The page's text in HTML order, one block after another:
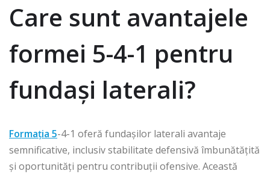
Care sunt avantajele
formei 5-4-1 pentru
fundași laterali?
Formația 5-4-1 oferă fundașilor laterali avantaje
semnificative, inclusiv stabilitate defensivă îmbunătățită
și oportunități pentru contribuții ofensive. Această